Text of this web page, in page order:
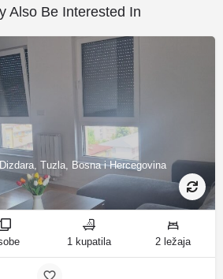
Also Be Interested In
Tuzla, Bosna i Hercegovina
1 kupatila 2 ležaja